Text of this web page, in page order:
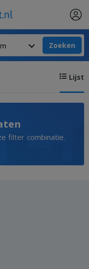
Zoeken
Lijst
filter combinatie.